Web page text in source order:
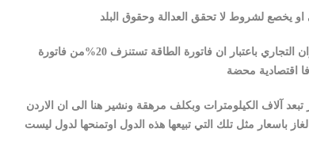
ما يهمني ايضا ان تنعكس في اسعارها على فاتورة المواطن وعلى عجز الميزان التجاري باعتبار ان فاتورة الطاقة تستنزف 20%من فاتورة
من مصادر تبعد آلاف الكيلومترات وبكلف مرهقة ونشير هنا الى ان الاردن
مثل تلك التي تبيعها هذه الدول اوتمنحها لدول ليست